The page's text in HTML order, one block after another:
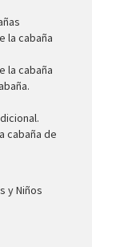
la cabaña
la cabaña
cabaña de
y Niños